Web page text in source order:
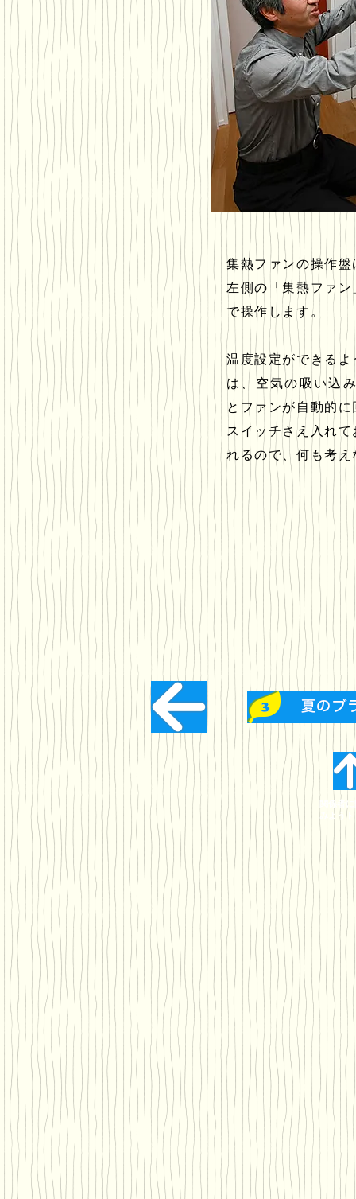
集熱ファンの操作
左側の「集熱ファ
で操作します。
温度設定ができる
は、空気の吸い込
とファンが自動的
スイッチさえ入れ
れるので、何も考
関係者
みようト